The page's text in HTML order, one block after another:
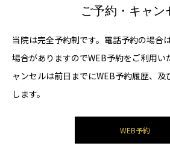
ご予約・キャン
当院は完全予約制です。電話予約の場合
場合がありますのでWEB予約をご利用い
ャンセルは前日までにWEB予約履歴、
します。
WEB予約